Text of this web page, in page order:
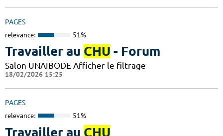
PAGES
relevance: 51%
Travailler au CHU - Forum
Salon UNAIBODE Afficher le filtrage
18/02/2026 15:25
PAGES
relevance: 51%
Travailler au CHU